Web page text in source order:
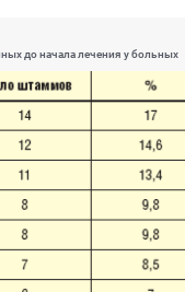
до начала лечения у больных